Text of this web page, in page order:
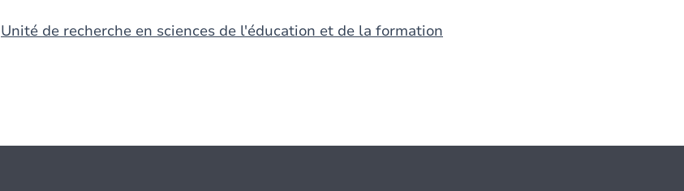
Unité de recherche en sciences de l'éducation et de la formation